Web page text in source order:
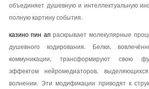
объединяет душевную и интеллектуальную
полную картину события.
казино пин ап раскрывает молекулярные
душевного кодирования. Белки,
коммуникации, трансформируют свою
эффектом нейромедиаторов,
волнении. Эти модификации приводят к